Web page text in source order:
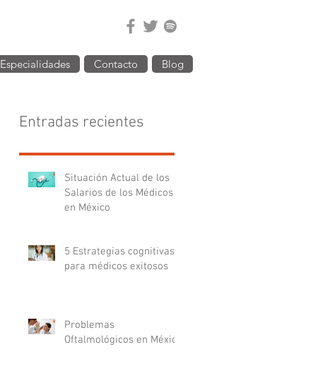
Especialidades Contacto Blog
Entradas recientes
Situación Actual de los
Salarios de los Médicos
en México
5 Estrategias cognitivas
para médicos exitosos
Problemas
Oftalmológicos en México